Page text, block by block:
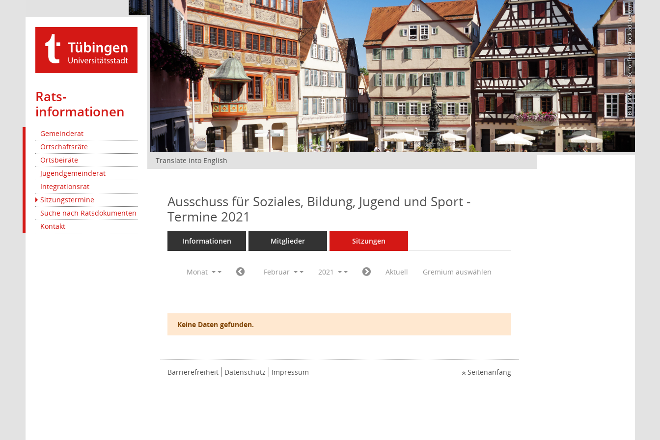
Rats­
informationen
Gemeinderat
Ortschaftsräte
Ortsbeiräte
Jugendgemeinderat
Integrationsrat
Sitzungstermine
Suche nach Ratsdokumenten
Kontakt
Bild: @Manuel Schönfeld – stock.adobe.com
Translate into English
Ausschuss für Soziales, Bildung, Jugend und Sport -
Termine 2021
Informationen Mitglieder Sitzungen
Monat Februar 2021 Aktuell Gremium auswählen
Keine Daten gefunden.
Barrierefreiheit Datenschutz Impressum Seitenanfang